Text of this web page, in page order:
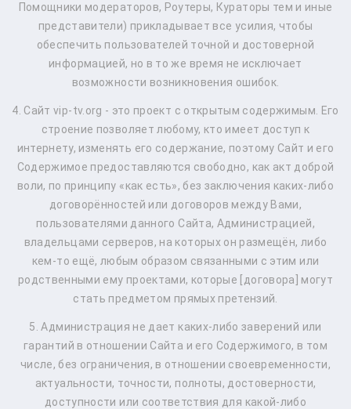
Помощники модераторов, Роутеры, Кураторы тем и иные
представители) прикладывает все усилия, чтобы
обеспечить пользователей точной и достоверной
информацией, но в то же время не исключает
возможности возникновения ошибок.
4. Cайт vip-tv.org - это проект с открытым содержимым. Его
строение позволяет любому, кто имеет доступ к
интернету, изменять его содержание, поэтому Сайт и его
Содержимое предоставляются свободно, как акт доброй
воли, по принципу «как есть», без заключения каких-либо
договорённостей или договоров между Вами,
пользователями данного Сайта, Администрацией,
владельцами серверов, на которых он размещён, либо
кем-то ещё, любым образом связанными с этим или
родственными ему проектами, которые [договора] могут
стать предметом прямых претензий.
5. Администрация не дает каких-либо заверений или
гарантий в отношении Сайта и его Содержимого, в том
числе, без ограничения, в отношении своевременности,
актуальности, точности, полноты, достоверности,
доступности или соответствия для какой-либо